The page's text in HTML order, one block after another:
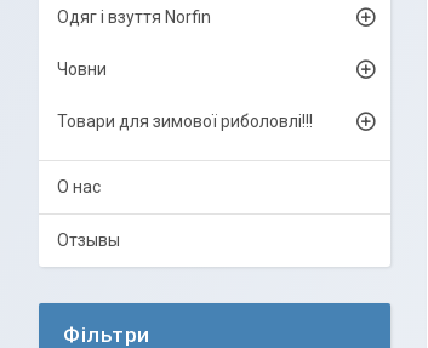
Одяг і взуття Norfin
Човни
Товари для зимової риболовлі!!!
О нас
Отзывы
Фільтри